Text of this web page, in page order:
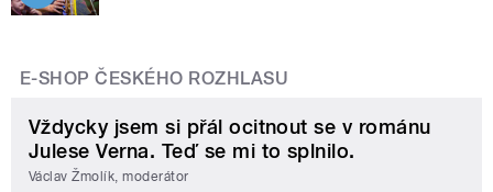
E-SHOP ČESKÉHO ROZHLASU
Vždycky jsem si přál ocitnout se v románu
Julese Verna. Teď se mi to splnilo.
Václav Žmolík, moderátor